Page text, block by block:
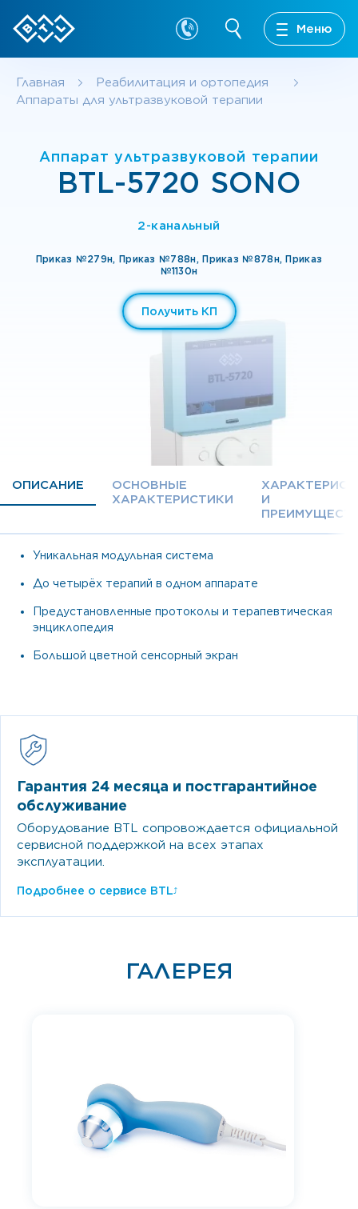
Меню
Главная
Реабилитация и ортопедия
Аппараты для ультразвуковой терапии
Аппарат ультразвуковой терапии
BTL-5720 SONO
2-канальный
Приказ №279н, Приказ №788н, Приказ №878н, Приказ
№1130н
Получить КП
ОПИСАНИЕ
ОСНОВНЫЕ
ХАРАКТЕРИСТИКИ
И
Уникальная модульная система
До четырёх терапий в одном аппарате
Предустановленные протоколы и терапевтическая
энциклопедия
Большой цветной сенсорный экран
Гарантия 24 месяца и постгарантийное
обслуживание
Оборудование BTL сопровождается официальной
сервисной поддержкой на всех этапах
эксплуатации.
Подробнее о сервисе BTL⤴
ГАЛЕРЕЯ